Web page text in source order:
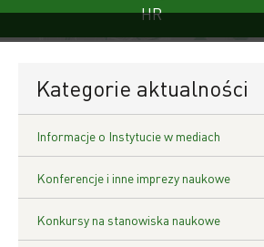
HR
Kategorie aktualności
Informacje o Instytucie w mediach
Konferencje i inne imprezy naukowe
Konkursy na stanowiska naukowe